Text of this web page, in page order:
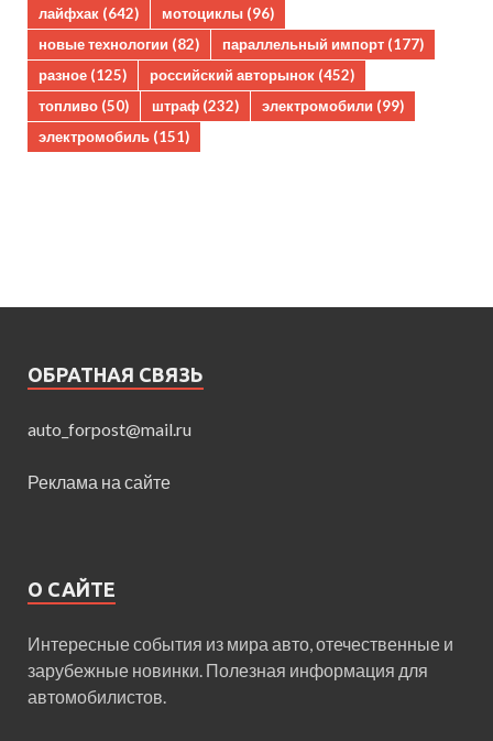
лайфхак (642) мотоциклы (96)
новые технологии (82) параллельный импорт (177)
разное (125) российский авторынок (452)
топливо (50) штраф (232) электромобили (99)
электромобиль (151)
ОБРАТНАЯ СВЯЗЬ
auto_forpost@mail.ru
Реклама на сайте
О САЙТЕ
Интересные события из мира авто, отечественные и
зарубежные новинки. Полезная информация для
автомобилистов.